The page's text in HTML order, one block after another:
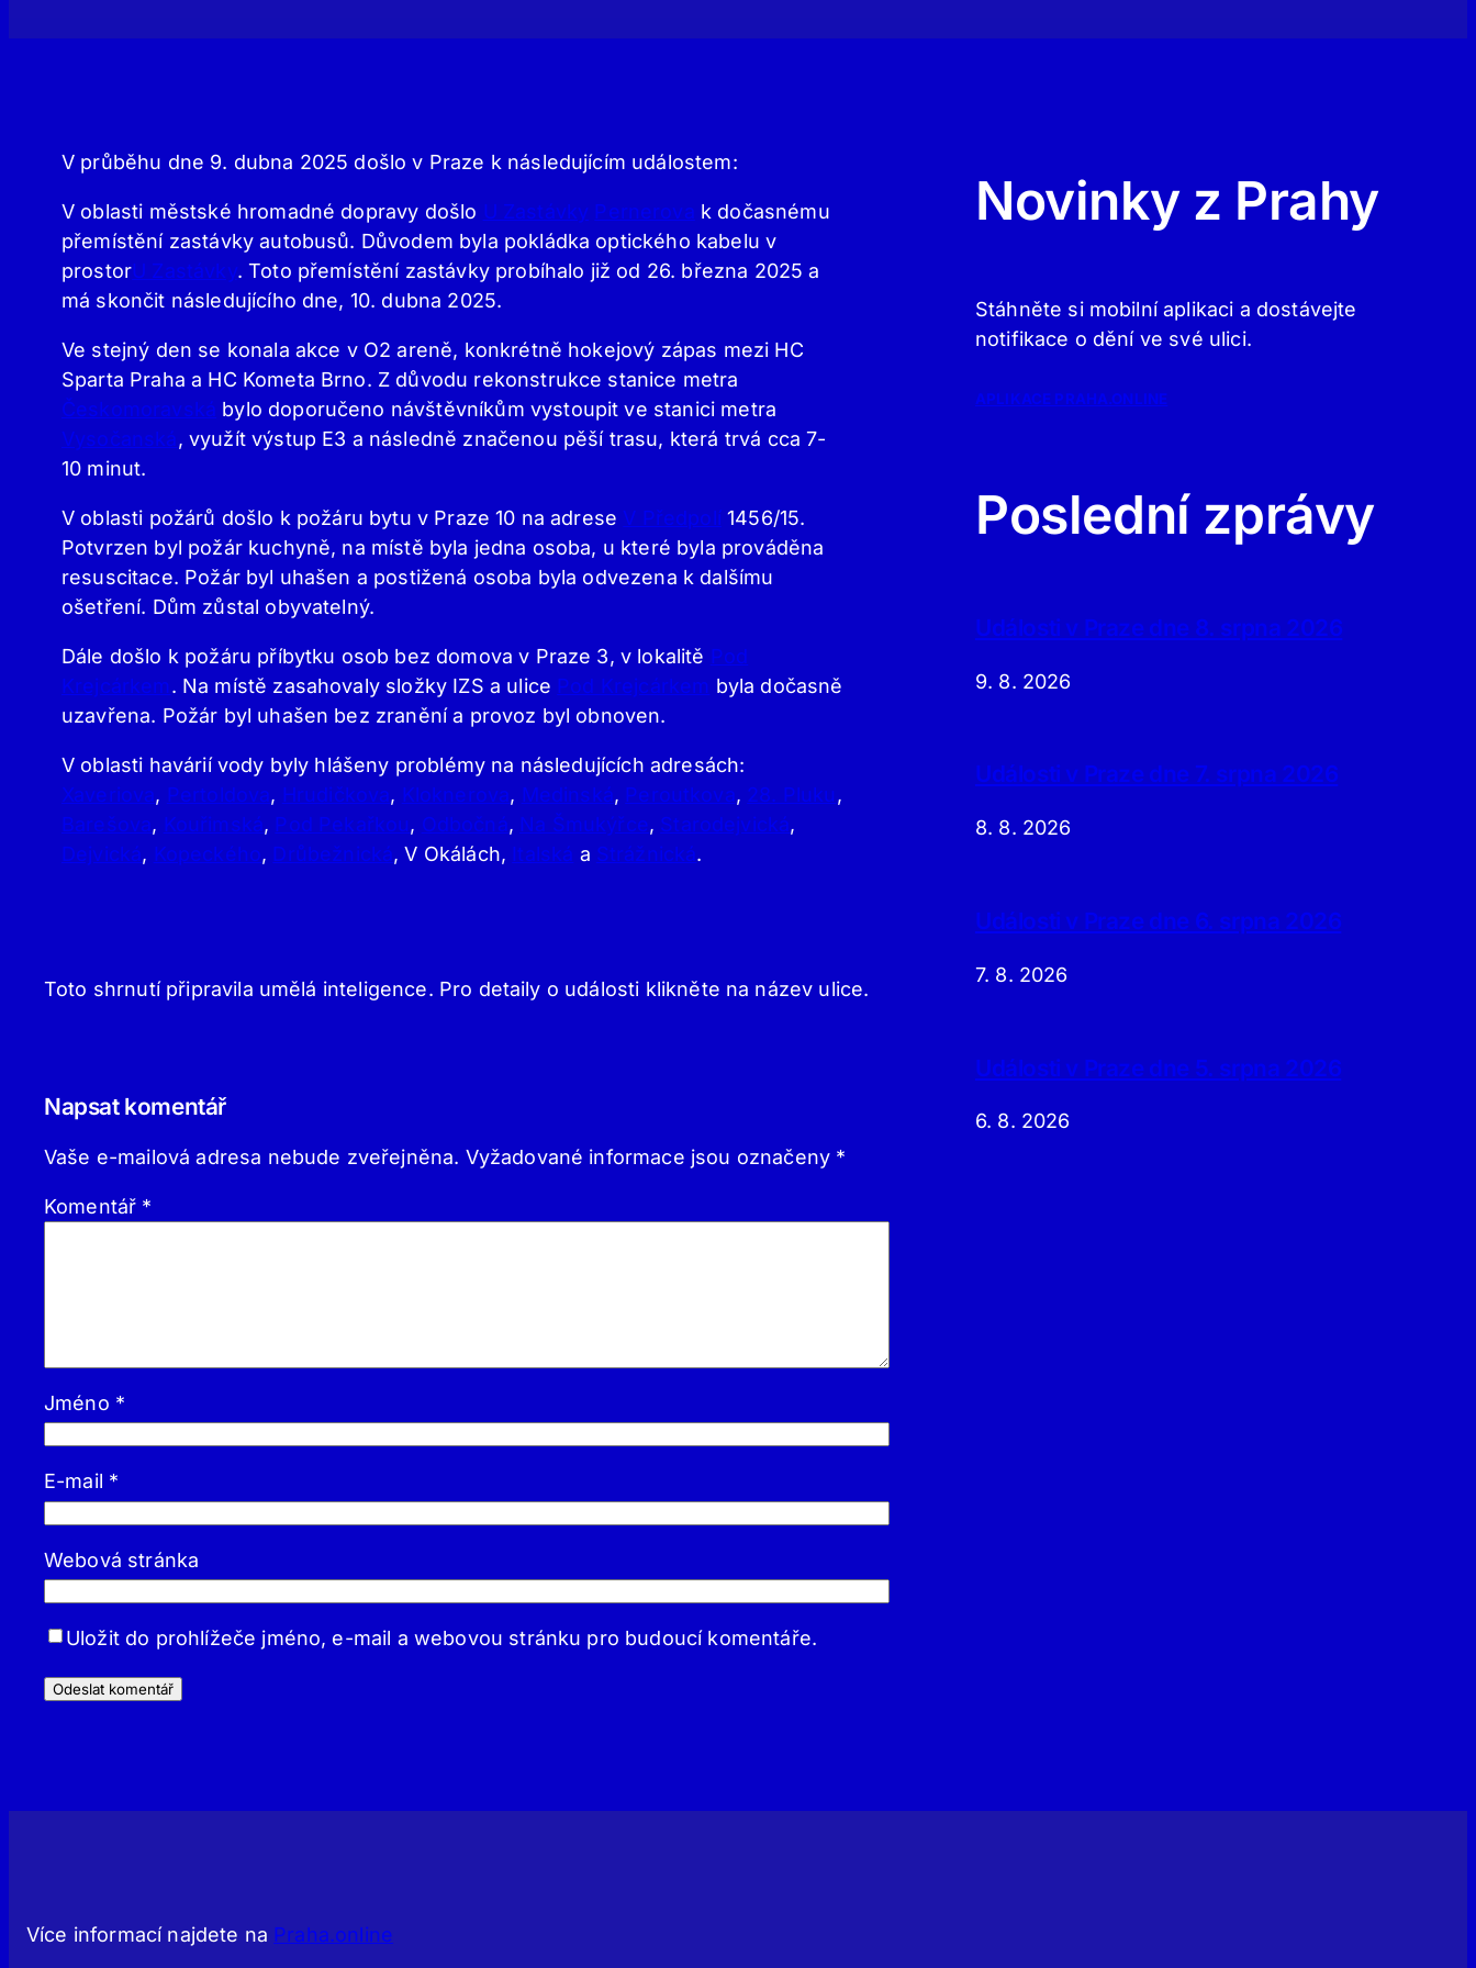
V průběhu dne 9. dubna 2025 došlo v Praze k následujícím událostem:
V oblasti městské hromadné dopravy došlo U Zastávky Pernerova k dočasnému
přemístění zastávky autobusů. Důvodem byla pokládka optického kabelu v
prostorU Zastávky. Toto přemístění zastávky probíhalo již od 26. března 2025 a
má skončit následujícího dne, 10. dubna 2025.
Ve stejný den se konala akce v O2 areně, konkrétně hokejový zápas mezi HC
Sparta Praha a HC Kometa Brno. Z důvodu rekonstrukce stanice metra
Českomoravská bylo doporučeno návštěvníkům vystoupit ve stanici metra
Vysočanská, využít výstup E3 a následně značenou pěší trasu, která trvá cca 7-
10 minut.
V oblasti požárů došlo k požáru bytu v Praze 10 na adrese V Předpolí1456/15.
Potvrzen byl požár kuchyně, na místě byla jedna osoba, u které byla prováděna
resuscitace. Požár byl uhašen a postižená osoba byla odvezena k dalšímu
ošetření. Dům zůstal obyvatelný.
Dále došlo k požáru příbytku osob bez domova v Praze 3, v lokalitě Pod
Krejcárkem. Na místě zasahovaly složky IZS a ulice Pod Krejcárkem byla dočasně
uzavřena. Požár byl uhašen bez zranění a provoz byl obnoven.
V oblasti havárií vody byly hlášeny problémy na následujících adresách:
Xaveriova, Pertoldova, Hrudičkova, Kloknerova, Medinská, Peroutkova, 28. Pluku,
Barešova, Kouřimská, Pod Pekařkou, Odbočná, Na Šmukýřce, Starodejvická,
Dejvická, Kopeckého, Drůbežnická, V Okálách, Italská a Strážnická.
Toto shrnutí připravila umělá inteligence. Pro detaily o události klikněte na název ulice.
Napsat komentář
Vaše e-mailová adresa nebude zveřejněna. Vyžadované informace jsou označeny *
Komentář *
Jméno *
E-mail *
Webová stránka
Uložit do prohlížeče jméno, e-mail a webovou stránku pro budoucí komentáře.
Novinky z Prahy
Stáhněte si mobilní aplikaci a dostávejte
notifikace o dění ve své ulici.
APLIKACE PRAHA.ONLINE
Poslední zprávy
Události v Praze dne 8. srpna 2026
9. 8. 2026
Události v Praze dne 7. srpna 2026
8. 8. 2026
Události v Praze dne 6. srpna 2026
7. 8. 2026
Události v Praze dne 5. srpna 2026
6. 8. 2026
Více informací najdete na Praha.online